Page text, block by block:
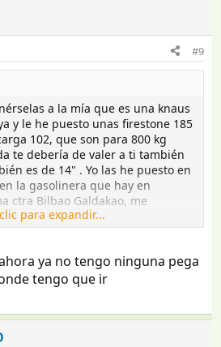
#9
a la mía que es una knaus
y le he puesto unas firestone 185
102, que son para 800 kg
te debería de valer a ti también
es de 14" . Yo las he puesto en
la gasolinera que hay en
ctra Bilbao Galdakao, me
una y es donde mejor precio he
profesionales.
duda de lo dicho me dices.
para expandir...
ya no tengo ninguna pega
tengo que ir